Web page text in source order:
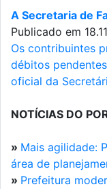
A Secretaria de
Publicado em
Os contribuintes
débitos
oficial da
NOTÍCIAS DO
» Mais agilidade:
área de
» Prefeitura